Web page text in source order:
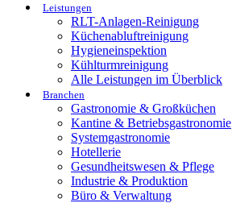
Leistungen
RLT-Anlagen-Reinigung
Küchenabluftreinigung
Hygieneinspektion
Kühlturmreinigung
Alle Leistungen im Überblick
Branchen
Gastronomie & Großküchen
Kantine & Betriebsgastronomie
Systemgastronomie
Hotellerie
Gesundheitswesen & Pflege
Industrie & Produktion
Büro & Verwaltung